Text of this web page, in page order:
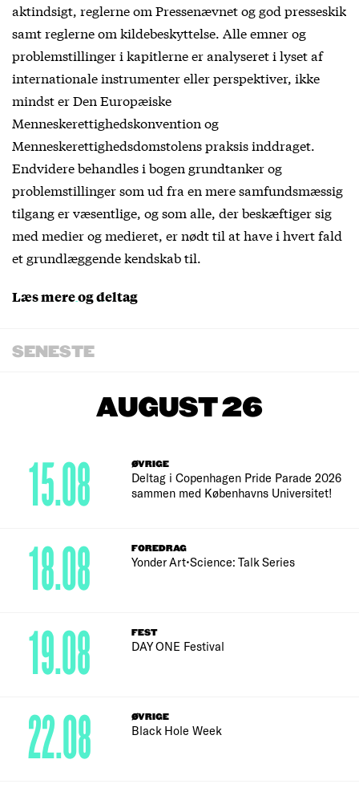
aktindsigt, reglerne om Pressenævnet og god presseskik
samt reglerne om kildebeskyttelse. Alle emner og
problemstillinger i kapitlerne er analyseret i lyset af
internationale instrumenter eller perspektiver, ikke
mindst er Den Europæiske
Menneskerettighedskonvention og
Menneskerettighedsdomstolens praksis inddraget.
Endvidere behandles i bogen grundtanker og
problemstillinger som ud fra en mere samfundsmæssig
tilgang er væsentlige, og som alle, der beskæftiger sig
med medier og medieret, er nødt til at have i hvert fald
et grundlæggende kendskab til.
Læs mere og deltag
SENESTE
AUGUST 26
ØVRIGE
Deltag i Copenhagen Pride Parade 2026
sammen med Københavns Universitet!
15.08
FOREDRAG
Yonder Art•Science: Talk Series
18.08
FEST
DAY ONE Festival
19.08
ØVRIGE
Black Hole Week
22.08